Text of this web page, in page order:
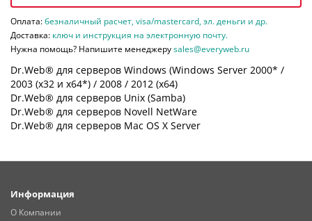
Оплата:безналичный расчет, visa/mastercard, эл. деньги и др.
Доставка: ключ и инструкция на электронную почту.
Нужна помощь? Напишите менеджеруsales@everyweb.ru
Dr.Web® для серверов Windows (Windows Server 2000* /
2003 (х32 и х64*) / 2008 / 2012 (х64)
Dr.Web® для серверов Unix (Samba)
Dr.Web® для серверов Novell NetWare
Dr.Web® для серверов Mac OS X Server
Информация
О Компании